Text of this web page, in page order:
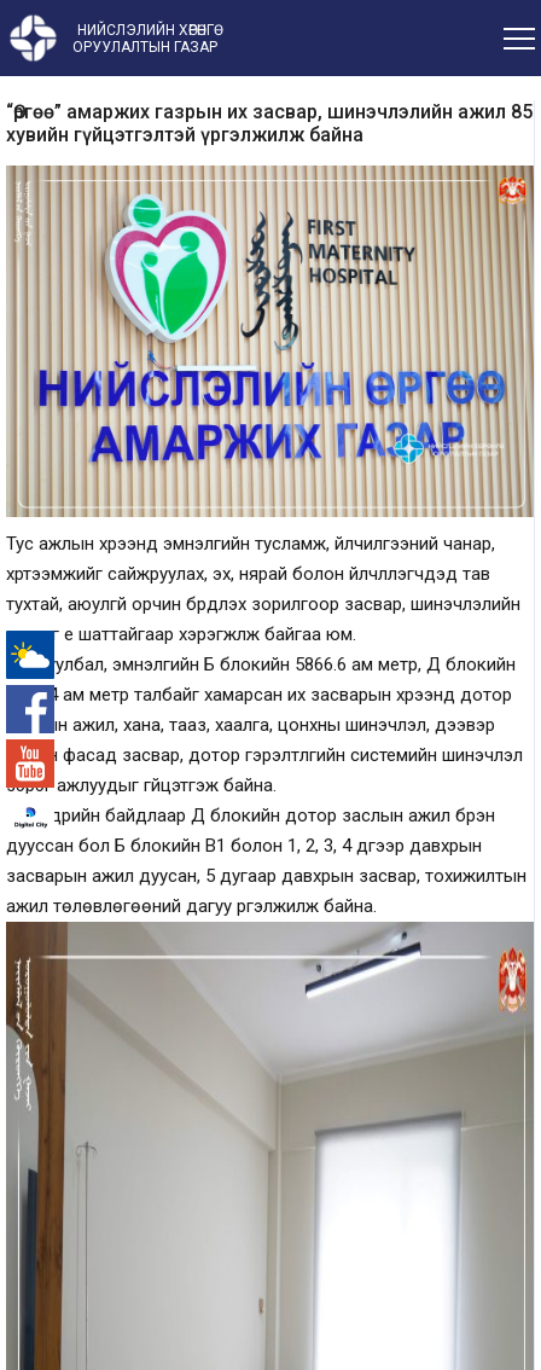
НИЙСЛЭЛИЙН ХӨРӨНГӨ
ОРУУЛАЛТЫН ГАЗАР
“Өргөө” амаржих газрын их засвар, шинэчлэлийн ажил 85
хувийн гүйцэтгэлтэй үргэлжилж байна
Тус ажлын хүрээнд эмнэлгийн тусламж, үйлчилгээний чанар,
хүртээмжийг сайжруулах, эх, нярай болон үйлчлүүлэгчдэд тав
тухтай, аюулгүй орчин бүрдүүлэх зорилгоор засвар, шинэчлэлийн
ажлыг үе шаттайгаар хэрэгжүүлж байгаа юм.
Тодруулбал, эмнэлгийн Б блокийн 5866.6 ам метр, Д блокийн
5435.4 ам метр талбайг хамарсан их засварын хүрээнд дотор
заслын ажил, хана, тааз, хаалга, цонхны шинэчлэл, дээвэр
болон фасад засвар, дотор гэрэлтүүлгийн системийн шинэчлэл
зэрэг ажлуудыг гүйцэтгэж байна.
Өнөөдрийн байдлаар Д блокийн дотор заслын ажил бүрэн
дууссан бол Б блокийн В1 болон 1, 2, 3, 4 дүгээр давхрын
засварын ажил дуусан, 5 дугаар давхрын засвар, тохижилтын
ажил төлөвлөгөөний дагуу үргэлжилж байна.